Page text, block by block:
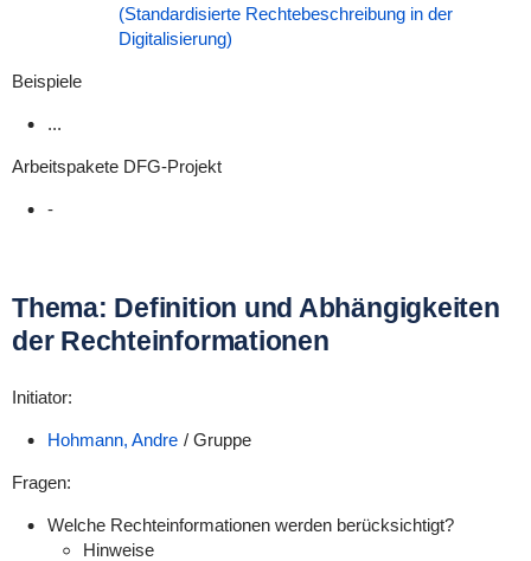
(Standardisierte Rechtebeschreibung in der
Digitalisierung)
Beispiele
...
Arbeitspakete DFG-Projekt
-
Thema: Definition und Abhängigkeiten
der Rechteinformationen
Initiator:
Hohmann, Andre / Gruppe
Fragen:
Welche Rechteinformationen werden berücksichtigt?
Hinweise